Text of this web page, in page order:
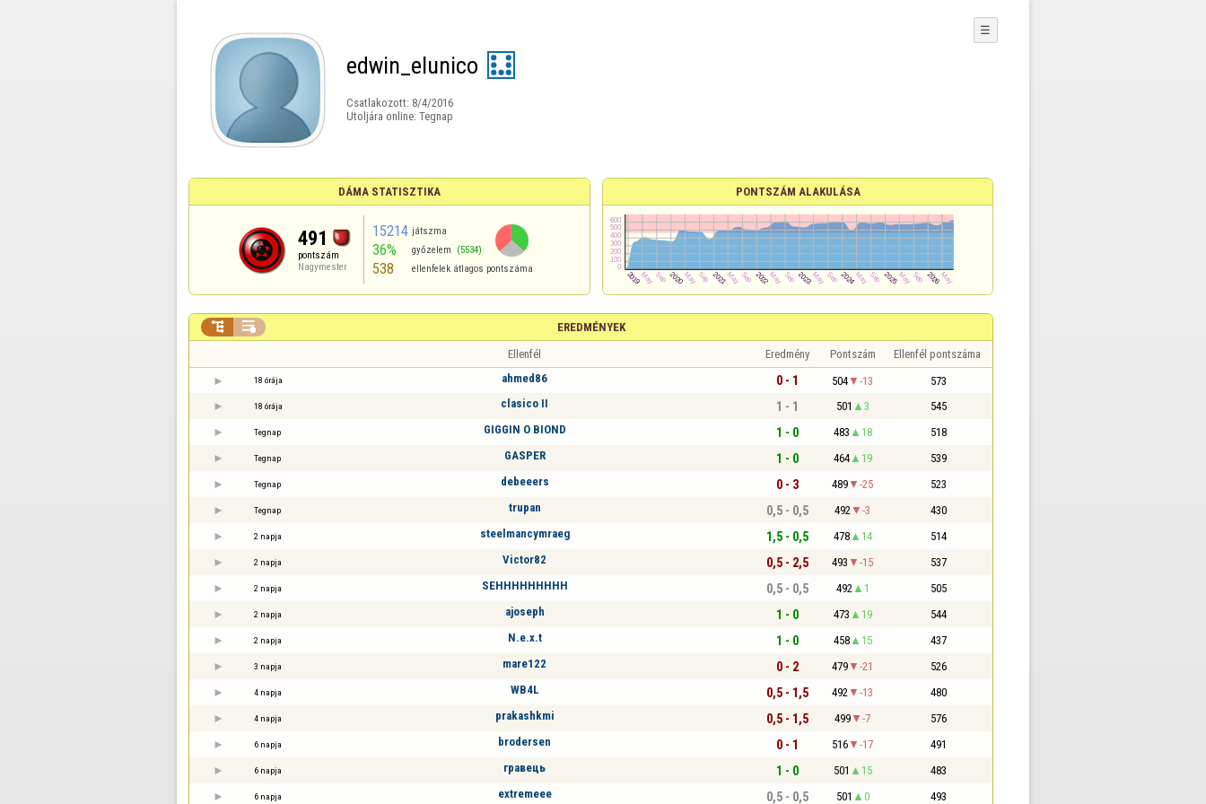
edwin_elunico
Csatlakozott: 8/4/2016
Utoljára online: Tegnap
☰
DÁMA STATISZTIKA
491
pontszám
Nagymester
15214 játszma
36% győzelem (5534)
538 ellenfelek átlagos pontszáma
PONTSZÁM ALAKULÁSA
EREDMÉNYEK
 
Ellenfél Eredmény Pontszám Ellenfél pontszáma
18 órája ahmed86 0 - 1 504 -13 573
18 órája clasico II 1 - 1 501 3 545
Tegnap GIGGIN O BIOND 1 - 0 483 18 518
Tegnap GASPER 1 - 0 464 19 539
Tegnap debeeers 0 - 3 489 -25 523
Tegnap trupan 0,5 - 0,5 492 -3 430
2 napja steelmancymraeg 1,5 - 0,5 478 14 514
2 napja Victor82 0,5 - 2,5 493 -15 537
2 napja SEHHHHHHHHH 0,5 - 0,5 492 1 505
2 napja ajoseph 1 - 0 473 19 544
2 napja N.e.x.t 1 - 0 458 15 437
3 napja mare122 0 - 2 479 -21 526
4 napja WB4L 0,5 - 1,5 492 -13 480
4 napja prakashkmi 0,5 - 1,5 499 -7 576
6 napja brodersen 0 - 1 516 -17 491
6 napja гравець 1 - 0 501 15 483
6 napja extremeee 0,5 - 0,5 501 0 493